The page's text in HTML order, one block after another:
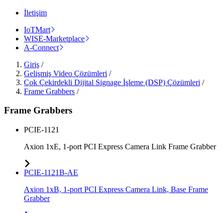
İletişim
IoTMart
WISE-Marketplace
A-Connect
Giriş /
Gelişmiş Video Çözümleri /
Çok Çekirdekli Dijital Signage İşleme (DSP) Çözümleri /
Frame Grabbers /
Frame Grabbers
PCIE-1121
Axion 1xE, 1-port PCI Express Camera Link Frame Grabber
PCIE-1121B-AE
Axion 1xB, 1-port PCI Express Camera Link, Base Frame
Grabber